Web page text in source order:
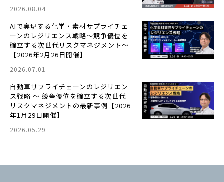
2026.08.04
AIで実現する化学・素材サプライチェ
ーンのレジリエンス戦略〜競争優位を
確立する次世代リスクマネジメント〜
【2026年2月26日開催】
2026.07.01
自動車サプライチェーンのレジリエン
ス戦略 ～ 競争優位を確立する次世代
リスクマネジメントの最新事例【2026
年1月29日開催】
2026.05.29